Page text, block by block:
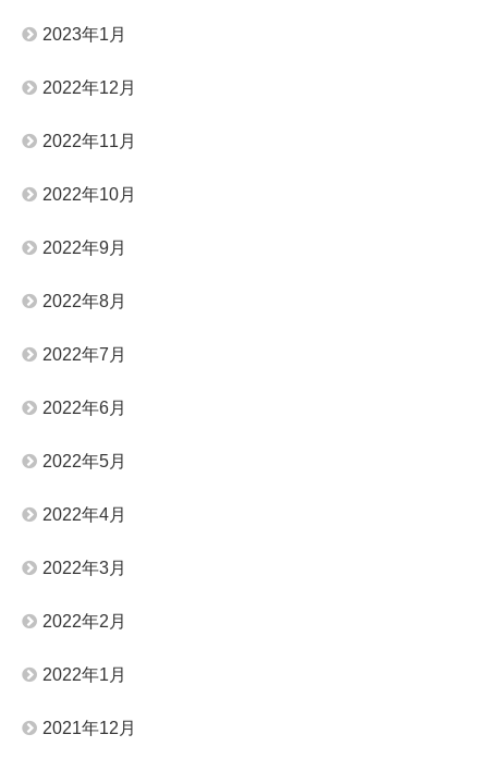
2023年1月
2022年12月
2022年11月
2022年10月
2022年9月
2022年8月
2022年7月
2022年6月
2022年5月
2022年4月
2022年3月
2022年2月
2022年1月
2021年12月